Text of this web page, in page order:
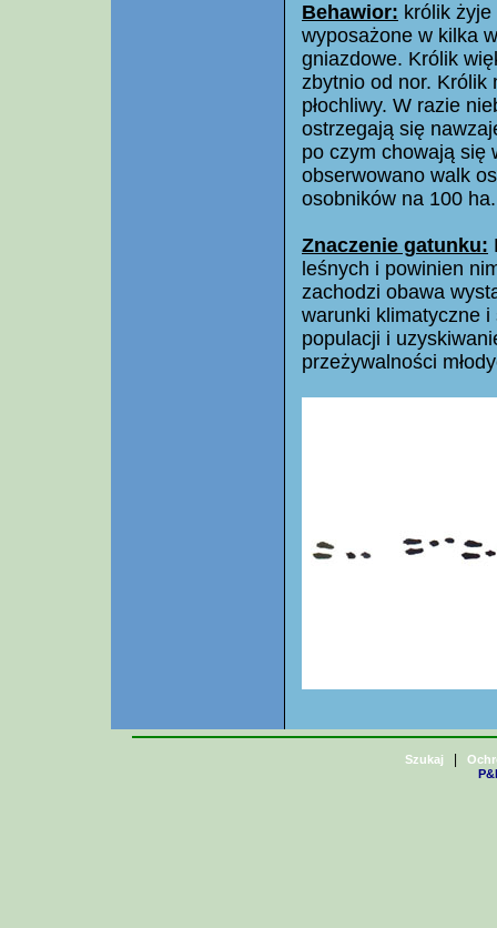
Behawior: królik żyje
wyposażone w kilka
gniazdowe. Królik
zbytnio od nor. Królik
płochliwy. W razie
ostrzegają się
po czym chowają się
obserwowano walk
osobników na 100 ha.
Znaczenie gatunku:
leśnych i powinien
zachodzi obawa
warunki klimatyczne
populacji i
przeżywalności
Szukaj